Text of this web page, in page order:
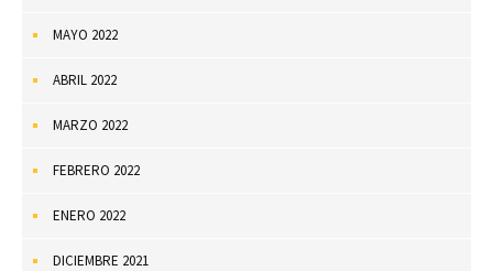
MAYO 2022
ABRIL 2022
MARZO 2022
FEBRERO 2022
ENERO 2022
DICIEMBRE 2021